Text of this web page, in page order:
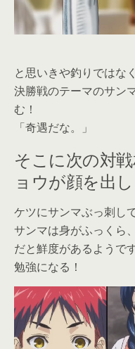
と思いきや釣りではなく
決勝戦のテーマのサン
む！
「奇遇だな。」
そこに次の対
ョウが顔を出
ケツにサンマぶっ刺し
サンマは身がふっくら
だと鮮度があるようです
勉強になる！